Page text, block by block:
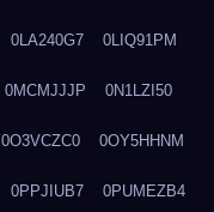
0LA240G7 0LIQ91PM
0MCMJJJP 0N1LZI50
0O3VCZC0 0OY5HHNM
0PPJIUB7 0PUMEZB4